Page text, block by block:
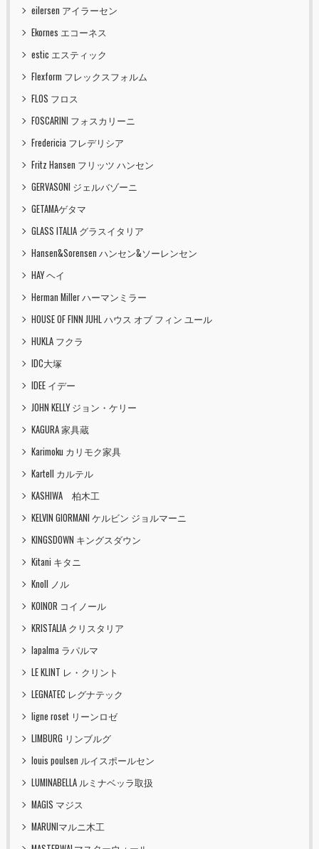
eilersen アイラーセン
Ekornes エコーネス
estic エスティック
Flexform フレックスフォルム
FLOS フロス
FOSCARINI フォスカリーニ
Fredericia フレデリシア
Fritz Hansen フリッツ ハンセン
GERVASONI ジェルバゾーニ
GETAMAゲタマ
GLASS ITALIA グラスイタリア
Hansen&Sorensen ハンセン&ソーレンセン
HAY ヘイ
Herman Miller ハーマンミラー
HOUSE OF FINN JUHL ハウス オブ フィン ユール
HUKLA フクラ
IDC大塚
IDEE イデー
JOHN KELLY ジョン・ケリー
KAGURA 家具蔵
Karimoku カリモク家具
Kartell カルテル
KASHIWA 柏木工
KELVIN GIORMANI ケルビン ジョルマーニ
KINGSDOWN キングスダウン
Kitani キタニ
Knoll ノル
KOINOR コイノール
KRISTALIA クリスタリア
lapalma ラパルマ
LE KLINT レ・クリント
LEGNATEC レグナテック
ligne roset リーンロゼ
LIMBURG リンブルグ
louis poulsen ルイスポールセン
LUMINABELLA ルミナベッラ取扱
MAGIS マジス
MARUNIマルニ木工